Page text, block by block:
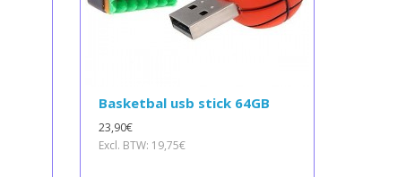
Basketbal usb stick 64GB
23,90€
Excl. BTW: 19,75€